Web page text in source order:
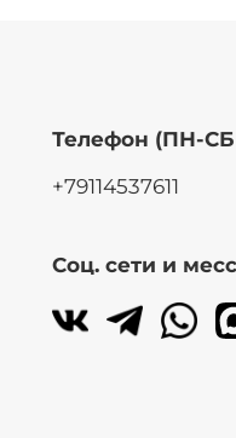
Телефон (ПН-СБ
+79114537611
Соц. сети и